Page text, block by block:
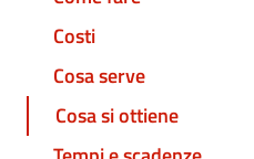
Costi
Cosa serve
Cosa si ottiene